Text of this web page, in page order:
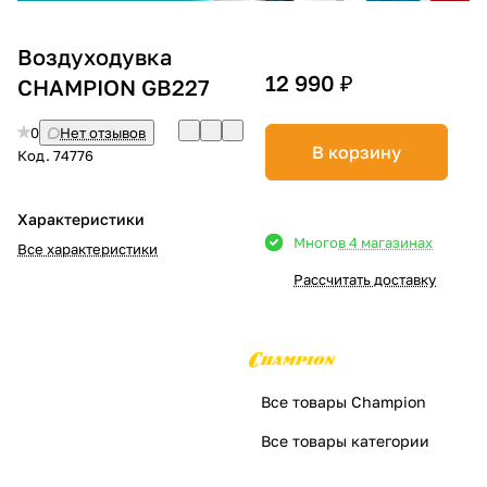
Воздуходувка
CHAMPION GB227
0
Нет отзывов
Код. 74776
Характеристики
Все характеристики
12 990 ₽
В корзину
Многов 4 магазинах
Рассчитать доставку
Все товары Champion
Все товары категории
График платежей
Сегодня
25%
в корзину
% картой любого банка